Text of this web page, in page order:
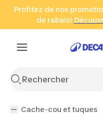
Aller à la recherche
Profitez de nos
de rabais!
en
(Zones
Cache-cou et tuques